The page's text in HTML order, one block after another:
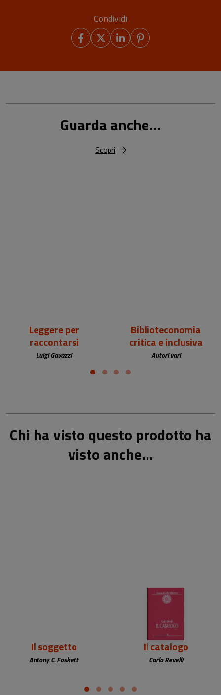
Condividi
Guarda anche...
Scopri
Leggere per
raccontarsi
Luigi Gavazzi
Biblioteconomia
critica e inclusiva
Autori vari
Chi ha visto questo prodotto ha
visto anche...
Il soggetto
Antony C. Foskett
Il catalogo
Carlo Revelli